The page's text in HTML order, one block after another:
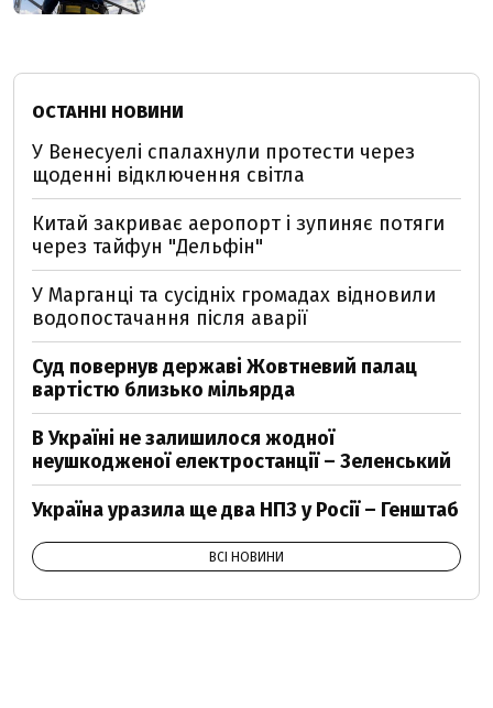
ОСТАННІ НОВИНИ
У Венесуелі спалахнули протести через
щоденні відключення світла
Китай закриває аеропорт і зупиняє потяги
через тайфун "Дельфін"
У Марганці та сусідніх громадах відновили
водопостачання після аварії
Суд повернув державі Жовтневий палац
вартістю близько мільярда
В Україні не залишилося жодної
неушкодженої електростанції – Зеленський
Україна уразила ще два НПЗ у Росії – Генштаб
ВСІ НОВИНИ